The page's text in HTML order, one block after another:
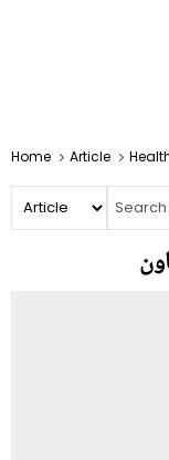
Home Article